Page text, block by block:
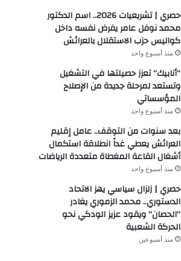
حصري | تشريعيات 2026.. اسم الدكتور
محمد نوفل عامر يفرض نفسه داخل
كواليس حزب الاستقلال بالعرائش
منذ أسبوع واحد
“أنابيك” تعزز حصيلتها في التشغيل
وتستعد لمرحلة جديدة من الإصلاح
المؤسساتي
منذ أسبوع واحد
بعد سنوات من التوقف.. عامل إقليم
العرائش يعطي غداً انطلاقة استكمال
أشغال القاعة المغطاة متعددة الرياضات
منذ أسبوع واحد
حصري | زلزال سياسي يهز الاتحاد
الدستوري.. محمد الزموري يغادر
“الحصان” ويقود عزيز الودكي نحو
الحركة الشعبية
منذ أسبوعين